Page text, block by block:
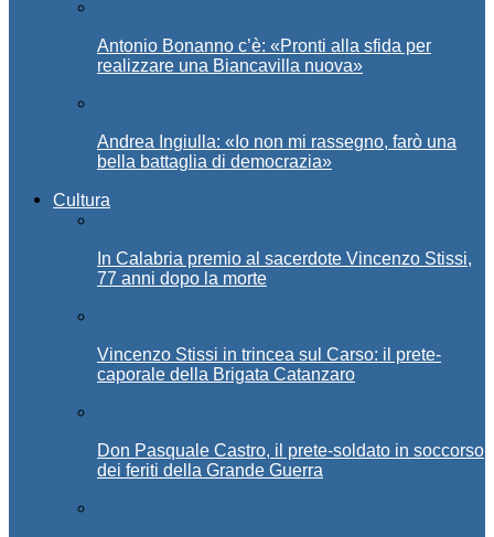
Antonio Bonanno c’è: «Pronti alla sfida per
realizzare una Biancavilla nuova»
Andrea Ingiulla: «Io non mi rassegno, farò una
bella battaglia di democrazia»
Cultura
In Calabria premio al sacerdote Vincenzo Stissi,
77 anni dopo la morte
Vincenzo Stissi in trincea sul Carso: il prete-
caporale della Brigata Catanzaro
Don Pasquale Castro, il prete-soldato in soccorso
dei feriti della Grande Guerra